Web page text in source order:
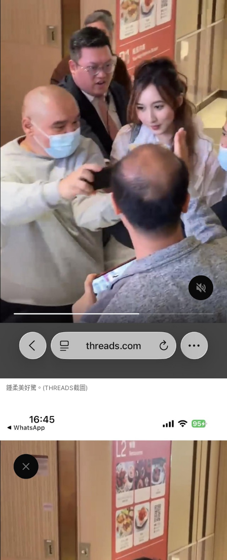
鍾柔美好驚。(THREADS截圖)